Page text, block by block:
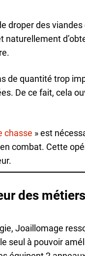
droper des
naturellement
de quantité trop
De ce fait, cela
chasse » est
combat. Cette
des
Joaillomage
seul à pouvoir